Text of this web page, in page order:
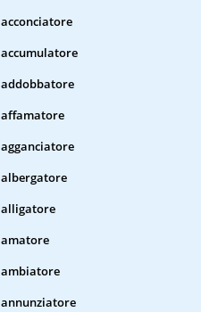
acconciatore
accumulatore
addobbatore
affamatore
agganciatore
albergatore
alligatore
amatore
ambiatore
annunziatore